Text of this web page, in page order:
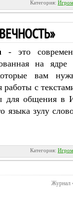
Категория:
- это
на ядре
вам
с
для общения в
языка зулу
Категория:
Журнал